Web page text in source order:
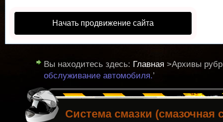
Начать продвижение сайта
Вы находитесь здесь: Главная >Архивы
обслуживание автомобиля.’
Cистема смазки (смазочная